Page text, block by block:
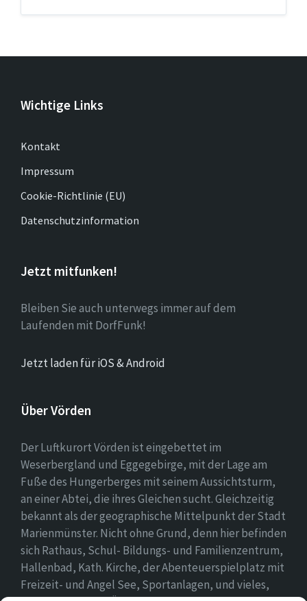
Wichtige Links
Kontakt
Impressum
Cookie-Richtlinie (EU)
Datenschutzinformation
Jetzt mitfunken!
Bleiben Sie auch unterwegs immer auf dem
Laufenden mit DorfFunk!
Jetzt laden für iOS & Android
Über Vörden
Der Luftkurort Vörden ist eingebettet im
Weserbergland und Eggegebirge, mit der Lage am
Fuße des Hungerberges mit seinem Aussichtsturm,
an einer Abtei, die ihres Gleichen sucht. Gleichzeitig
bekannt als der geographische Mittelpunkt der Stadt
Marienmünster. Nicht ohne Grund, denn hier befinden
sich Rathaus, Schul- Bildungs- und Familienzentrum,
Hallenbad, Kath. Kirche, der Abenteuerspielplatz mit
Freizeit- und Angel See, Sportanlagen, und vieles,